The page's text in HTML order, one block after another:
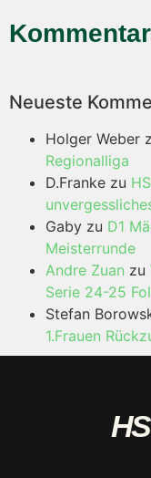
Neueste
Holger Weber
Regionalliga
D.Franke zu
Gaby zu D1
Meisterrunde
Andre Zuan zu
Serie 24-25
Stefan
1.Frauen